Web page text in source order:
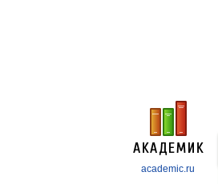
academic.ru